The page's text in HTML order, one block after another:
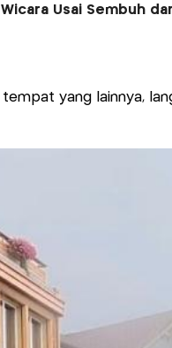
Usai Sembuh
yang lainnya,